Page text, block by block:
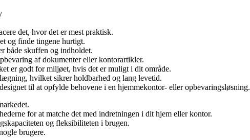
det, hvor det er mest praktisk.
og finde tingene hurtigt.
både skuffen og indholdet.
af dokumenter eller kontorartikler.
er godt for miljøet, hvis det er muligt i dit område.
hvilket sikrer holdbarhed og lang levetid.
til at opfylde behovene i en hjemmekontor- eller opbevaringsløsning.
for at matche det med indretningen i dit hjem eller kontor.
og fleksibiliteten i brugen.
brugere.